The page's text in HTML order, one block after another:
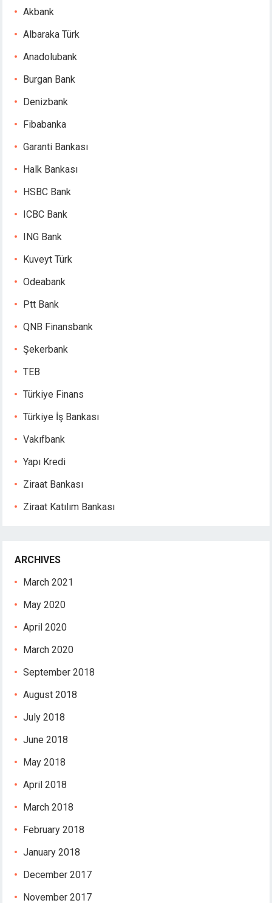
güncel giriş
giriş
giriş
Panel
Akbank
Albaraka Türk
Anadolubank
Burgan Bank
Denizbank
Fibabanka
Garanti Bankası
Halk Bankası
HSBC Bank
ICBC Bank
ING Bank
Kuveyt Türk
Odeabank
Ptt Bank
QNB Finansbank
Şekerbank
TEB
Türkiye Finans
Türkiye İş Bankası
Vakıfbank
Yapı Kredi
Ziraat Bankası
Ziraat Katılım Bankası
ARCHIVES
March 2021
May 2020
April 2020
March 2020
September 2018
August 2018
July 2018
June 2018
May 2018
April 2018
March 2018
February 2018
January 2018
December 2017
November 2017